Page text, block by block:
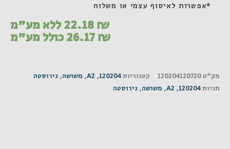
*אפשרות לאיסוף עצמי או משלוח
22.18₪ ללא מע"מ
26.17₪ כולל מע"מ
מק"ט 120204120720 קטגוריות120204
,
A2
, משושה, נירוסטה
תגיות120204
,
A2
, משושה, נירוסטה